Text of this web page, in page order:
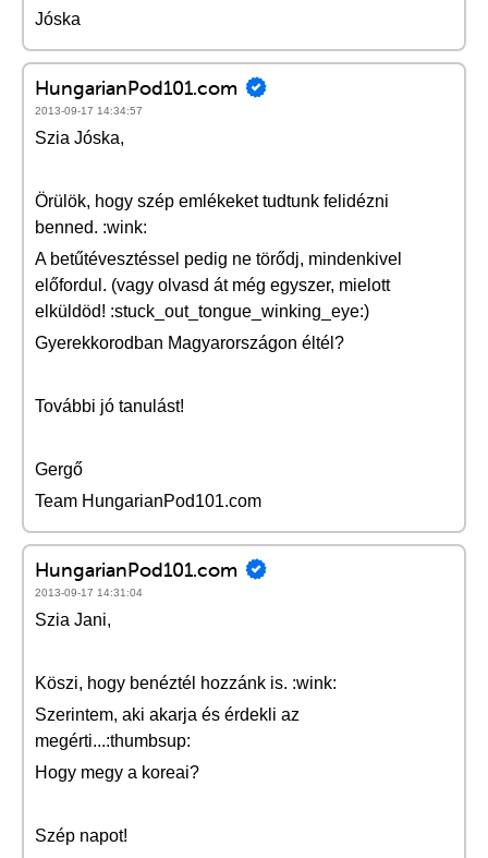
Jóska
HungarianPod101.com
2013-09-17 14:34:57
Szia Jóska,
Örülök, hogy szép emlékeket tudtunk felidézni
benned. :wink:
A betűtévesztéssel pedig ne törődj, mindenkivel
előfordul. (vagy olvasd át még egyszer, mielott
elküldöd! :stuck_out_tongue_winking_eye:)
Gyerekkorodban Magyarországon éltél?
További jó tanulást!
Gergő
Team HungarianPod101.com
HungarianPod101.com
2013-09-17 14:31:04
Szia Jani,
Köszi, hogy benéztél hozzánk is. :wink:
Szerintem, aki akarja és érdekli az
megérti...:thumbsup:
Hogy megy a koreai?
Szép napot!